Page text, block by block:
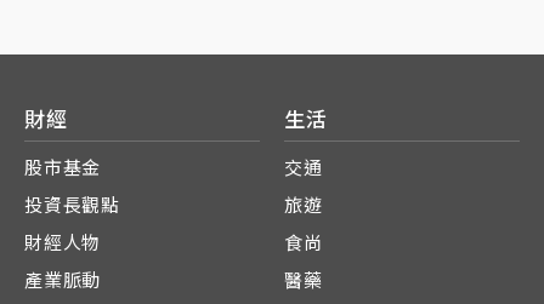
財經
股市基金
投資長觀點
財經人物
產業脈動
生活
交通
旅遊
食尚
醫藥